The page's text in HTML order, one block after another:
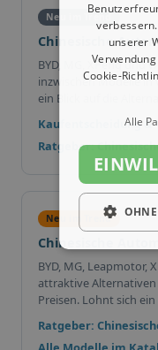
Neu im Trend
Chinesische
BYD, MG, XPeng und
inzwischen Modelle in
ein Blick auf die
Kaufentscheidung &
Ratgeber:
Neu im Trend
Chinesische
BYD, MG, Leapmotor,
attraktive
Preisen. Lohnt sich
Ratgeber:
unserer
Cookie-
Alle